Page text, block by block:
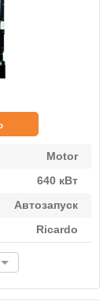
Motor
640 кВт
Автозапуск
Ricardo